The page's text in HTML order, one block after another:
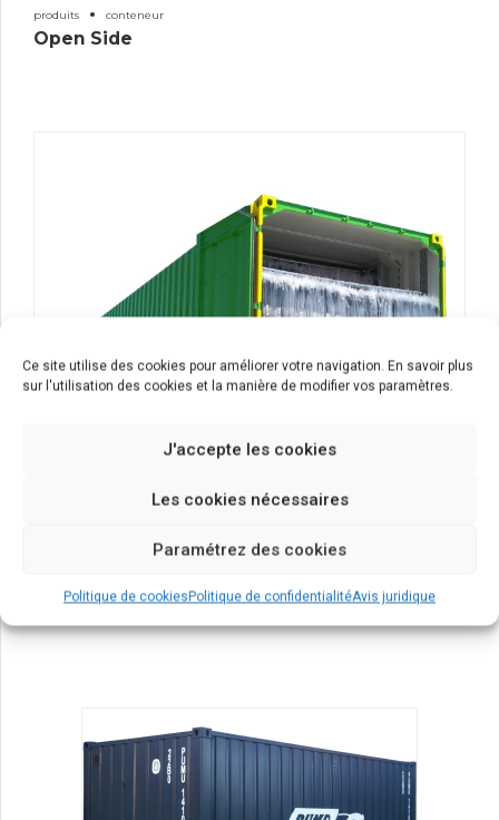
Ce site utilise des cookies pour améliorer votre navigation. En savoir plus
sur l'utilisation des cookies et la manière de modifier vos paramètres.
J'accepte les cookies
Les cookies nécessaires
Paramétrez des cookies
Politique de cookiesPolitique de confidentialitéAvis juridique
produits conteneur
Open Side
produits conteneur